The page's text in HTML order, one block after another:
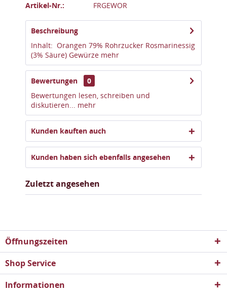
Artikel-Nr.: FRGEWOR
Beschreibung
Inhalt: Orangen 79% Rohrzucker Rosmarinessig
(3% Säure) Gewürze mehr
Bewertungen
0
Bewertungen lesen, schreiben und
diskutieren... mehr
Kunden kauften auch
Kunden haben sich ebenfalls angesehen
Zuletzt angesehen
Öffnungszeiten
Shop Service
Informationen